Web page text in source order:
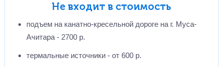
Не входит в стоимость
подъем на канатно-кресельной дороге на г. Муса-
Ачитара - 2700 р.
термальные источники - от 600 р.